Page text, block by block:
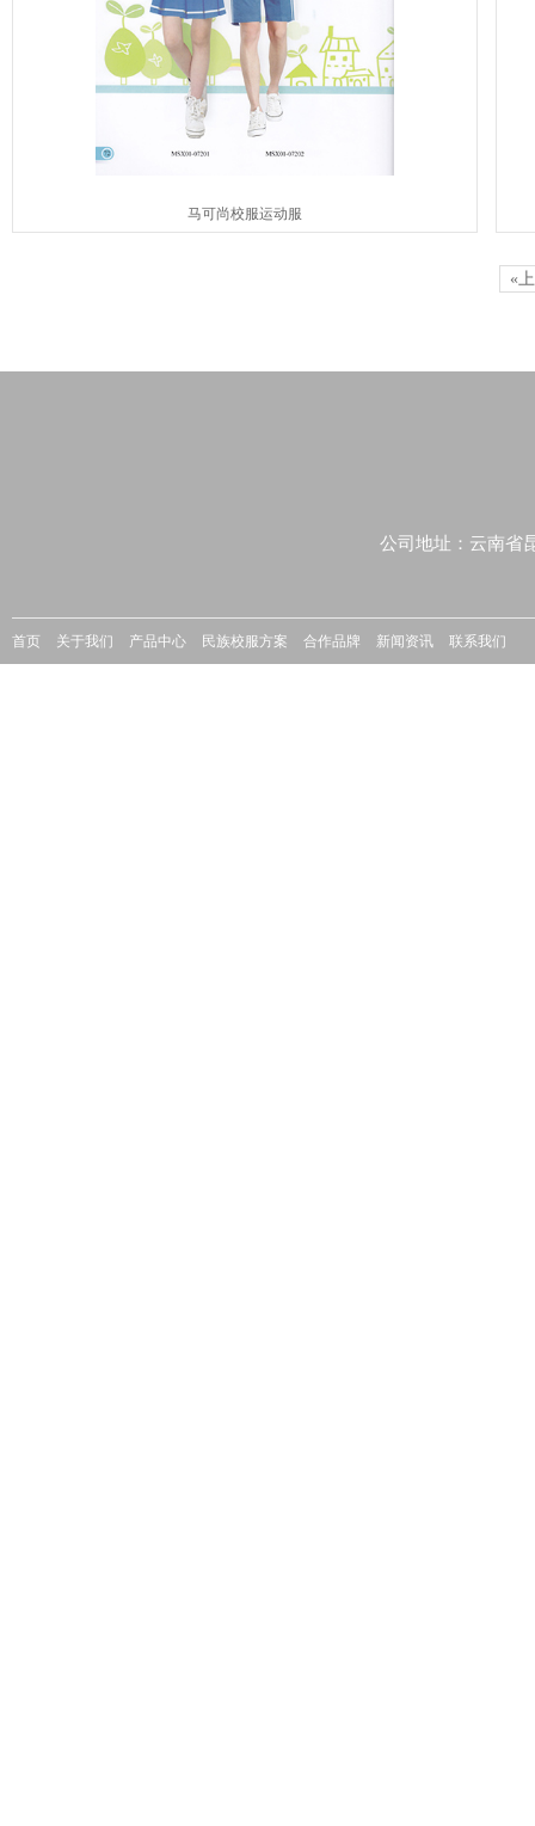
马可尚校服运动服
«
公司地址：云南省
首页 关于我们 产品中心 民族校服方案 合作品牌 新闻资讯 联系我们